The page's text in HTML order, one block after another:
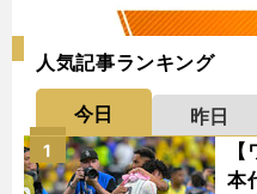
人気記事ランキング
今日 昨日
本
1